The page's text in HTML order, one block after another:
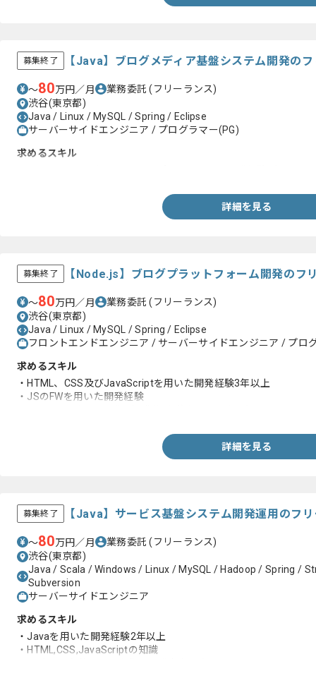
募集終了 【Java】ブログメディア基盤システム開発の
〜80万円／月 業務委託(フリーランス)
渋谷(東京都)
Java / Linux / MySQL / Spring / Eclipse
サーバーサイドエンジニア / プログラマー(PG)
求めるスキル
詳細を見る
募集終了 【Node.js】ブログプラットフォーム開発のフ
〜80万円／月 業務委託(フリーランス)
渋谷(東京都)
Java / Linux / MySQL / Spring / Eclipse
フロントエンドエンジニア / サーバーサイドエンジニア / プロ
求めるスキル
・HTML、CSS及びJavaScriptを用いた開発経験3年以上
・JSのFWを用いた開発経験
詳細を見る
募集終了 【Java】サービス基盤システム開発運用のフ
〜80万円／月 業務委託(フリーランス)
渋谷(東京都)
Java / Scala / Windows / Linux / MySQL / Hadoop / Spring /
Subversion
サーバーサイドエンジニア
求めるスキル
・Javaを用いた開発経験2年以上
・HTML,CSS,JavaScriptの知識